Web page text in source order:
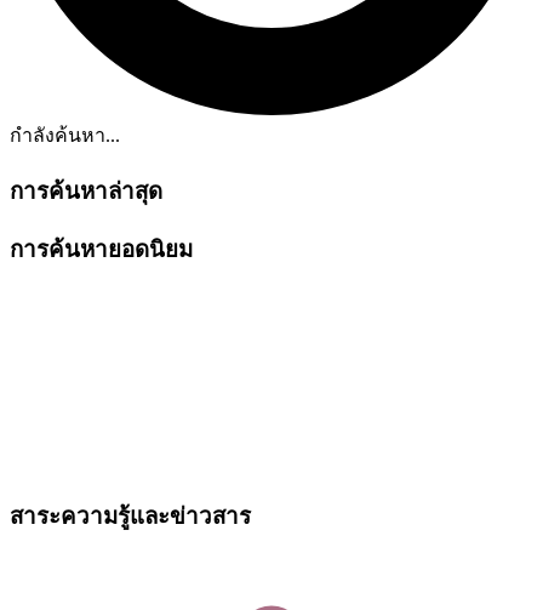
กำลังค้นหา...
การค้นหาล่าสุด
การค้นหายอดนิยม
สาระความรู้และข่าวสาร